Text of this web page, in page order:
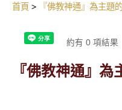
首頁 『佛教神通』為主題
『佛教神通』為
約有 0 項結果